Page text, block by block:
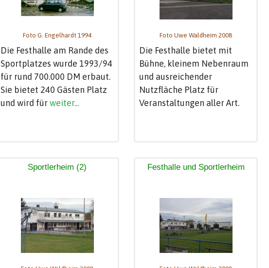
Foto G. Engelhardt 1994
Die Festhalle am Rande des
Sportplatzes wurde 1993/94
für rund 700.000 DM erbaut.
Sie bietet 240 Gästen Platz
und wird fürweiter...
Foto Uwe Waldheim 2008
Die Festhalle bietet mit
Bühne, kleinem Nebenraum
und ausreichender
Nutzfläche Platz für
Veranstaltungen aller Art.
Sportlerheim (2) Festhalle und Sportlerheim